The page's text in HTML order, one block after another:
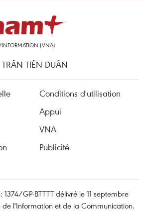
(VNA)
TIÊN DUÂN
Conditions d'utilisation
Appui
VNA
Publicité
GP-BTTTT délivré le 11 septembre
l'Information et de la Communication.